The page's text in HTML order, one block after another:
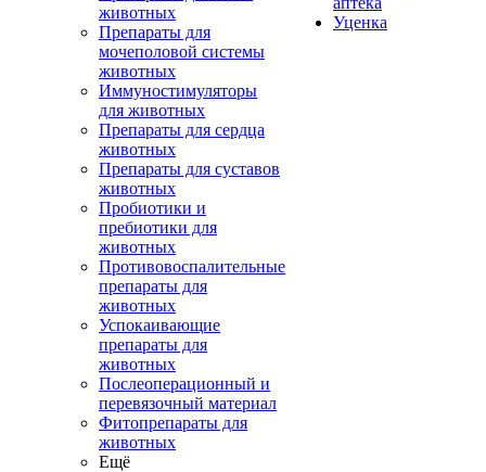
животных
Препараты для
мочеполовой системы
животных
Иммуностимуляторы
для животных
Препараты для сердца
животных
Препараты для суставов
животных
Пробиотики и
пребиотики для
животных
Противовоспалительные
препараты для
животных
Успокаивающие
препараты для
животных
Послеоперационный и
перевязочный материал
Фитопрепараты для
животных
Ещё
Уценка